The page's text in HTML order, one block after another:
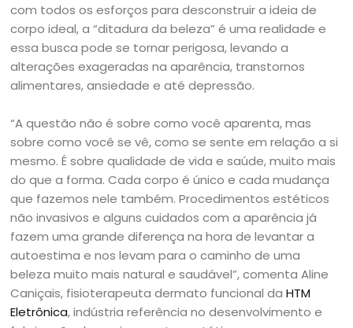
com todos os esforços para desconstruir a ideia de
corpo ideal, a “ditadura da beleza” é uma realidade e
essa busca pode se tornar perigosa, levando a
alterações exageradas na aparência, transtornos
alimentares, ansiedade e até depressão.
“A questão não é sobre como você aparenta, mas
sobre como você se vê, como se sente em relação a si
mesmo. É sobre qualidade de vida e saúde, muito mais
do que a forma. Cada corpo é único e cada mudança
que fazemos nele também. Procedimentos estéticos
não invasivos e alguns cuidados com a aparência já
fazem uma grande diferença na hora de levantar a
autoestima e nos levam para o caminho de uma
beleza muito mais natural e saudável”, comenta Aline
Caniçais, fisioterapeuta dermato funcional daHTM
Eletrônica, indústria referência no desenvolvimento e